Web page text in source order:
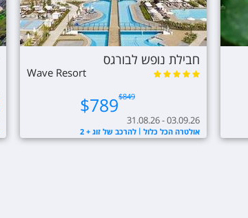
חבילת נופש לבורגס
Wave Resort
$789$849
אולטרה הכל כלול להרכב של זוג + 2
31.08.26 - 03.09.26